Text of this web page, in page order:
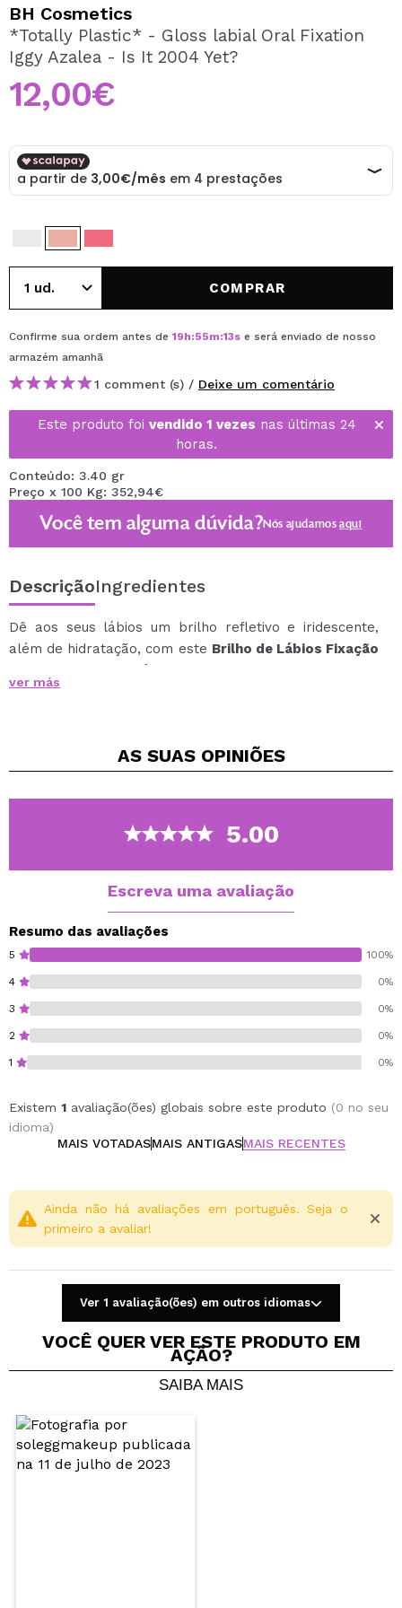
Ao criar uma conta no Maquibeauty.pt pode fazer as suas
compras rapidamente, verificar o estado das suas
BH Cosmetics
*Totally Plastic* - Gloss labial Oral Fixation
Iggy Azalea - Is It 2004 Yet?
12,00€
COMPRAR
Confirme sua ordem antes de 19h:55m:13s e será enviado de nosso
armazém amanhã
1 comment (s) / Deixe um comentário
Este produto foi vendido 1 vezes nas últimas 24
horas.
Conteúdo: 3.40 gr
Preço x 100 Kg: 352,94€
Você tem alguma dúvida?Nós ajudamosaqui
DescriçãoIngredientes
Dê aos seus lábios um brilho refletivo e iridescente,
além de hidratação, com este Brilho de Lábios Fixação
Oral Totalmente Plástico Iggy Azalea x BH Cosmetics
.
apenas uma passagem.
favorito.
Uma coleção inspirada na década e tendências dos
ver más
AS SUAS OPINIÕES
5.00
Escreva uma avaliação
Resumo das avaliações
5 100%
4 0%
3 0%
2 0%
1 0%
Existem 1 avaliação(ões) globais sobre este produto (0 no seu
idioma)
MAIS VOTADASMAIS ANTIGASMAIS RECENTES
Compartilhar um vídeo ou uma foto
Recomenda esta compra?
Ainda não há avaliações em português. Seja o
primeiro a avaliar!
Ver 1 avaliação(ões) em outros idiomas
VOCÊ QUER VER ESTE PRODUTO EM
AÇÃO?
SAIBA MAIS